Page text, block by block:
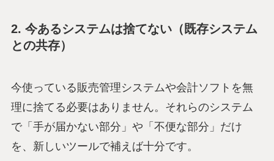
2. 今あるシステムは捨てない（既存システム
との共存）
今使っている販売管理システムや会計ソフトを無
理に捨てる必要はありません。それらのシステム
で「手が届かない部分」や「不便な部分」だけ
を、新しいツールで補えば十分です。